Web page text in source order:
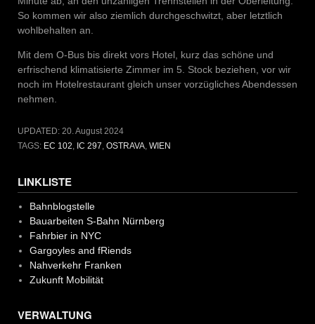
So kommen wir also ziemlich durchgeschwitzt, aber letztlich
wohlbehalten an.
Mit dem O-Bus bis direkt vors Hotel, kurz das schöne und
erfrischend klimatisierte Zimmer im 5. Stock beziehen, vor wir
noch im Hotelrestaurant gleich unser vorzügliches Abendessen
nehmen.
UPDATED: 20. August 2024
TAGS: EC 102 IC 297 OSTRAVA WIEN
LINKLISTE
Bahnblogstelle
Bauarbeiten S-Bahn Nürnberg
Fahrbier in NYC
Gargoyles and fRiends
Nahverkehr Franken
Zukunft Mobilität
VERWALTUNG